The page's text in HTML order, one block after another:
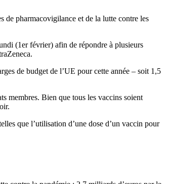
de pharmacovigilance et de la lutte contre les
(1er février) afin de répondre à plusieurs
de budget de l’UE pour cette année – soit 1,5
membres. Bien que tous les vaccins soient
que l’utilisation d’une dose d’un vaccin pour